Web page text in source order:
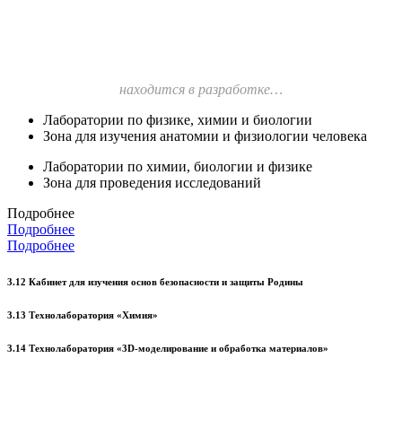
находится в разработке…
Лаборатории по физике, химии и биологии
Зона для изучения анатомии и физиологии человека
Лаборатории по химии, биологии и физике
Зона для проведения исследований
Подробнее
Подробнее
Подробнее
3.12 Кабинет для изучения основ безопасности и защиты Родины
3.13 Технолаборатория «Химия»
3.14 Технолаборатория «3D-моделирование и обработка материалов»